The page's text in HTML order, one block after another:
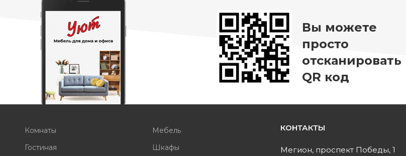
Вы можете
просто
отсканировать
QR код
Комнаты
Гостиная
Мебель
Шкафы
КОНТАКТЫ
Мегион, проспект Победы, 1